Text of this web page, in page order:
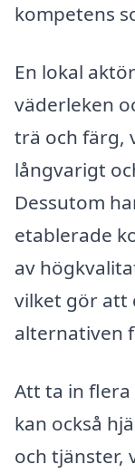
kompetens
En lokal
väderleken
trä och färg,
långvarigt
Dessutom
etablerade
av
vilket gör att
alternativen
Att ta in
kan också
och tjänster,